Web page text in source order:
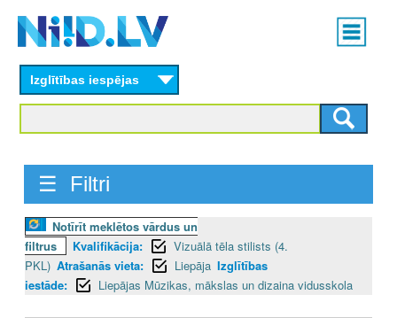
content
Main
menu
Izglītības iespējas
☰ Filtri
Notīrīt meklētos vārdus un
filtrus
Kvalifikācija:
Vizuālā tēla stilists (4.
PKL) Atrašanās vieta: Liepāja Izglītības
iestāde:
Liepājas Mūzikas, mākslas un dizaina vidusskola